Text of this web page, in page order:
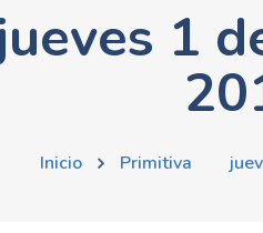
1
Inicio Primitiva